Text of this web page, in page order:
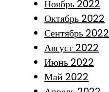
Ноябрь 2022
Октябрь 2022
Сентябрь 2022
Август 2022
Июнь 2022
Май 2022